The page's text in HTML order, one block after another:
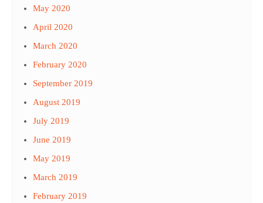
May 2020
April 2020
March 2020
February 2020
September 2019
August 2019
July 2019
June 2019
May 2019
March 2019
February 2019